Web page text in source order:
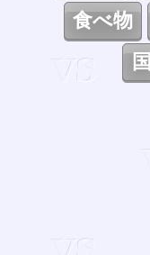
食べ物
国